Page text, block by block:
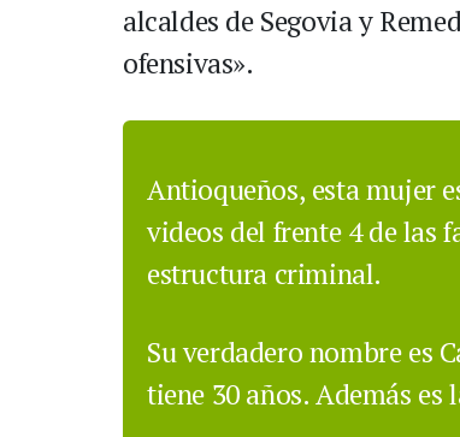
alcaldes de Segovia y
ofensivas».
Antioqueños, esta mujer
videos del frente 4 de las
estructura criminal.
Su verdadero nombre es
tiene 30 años. Además